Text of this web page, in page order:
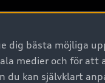
dig bästa möjliga
medier och för att
kan självklart